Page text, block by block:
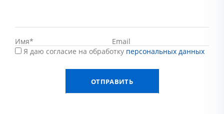
Я даю согласие на обработку персональных данных